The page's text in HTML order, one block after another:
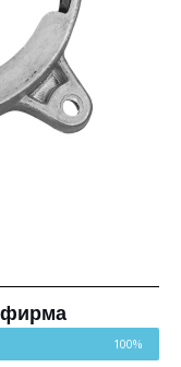
фирма
100%